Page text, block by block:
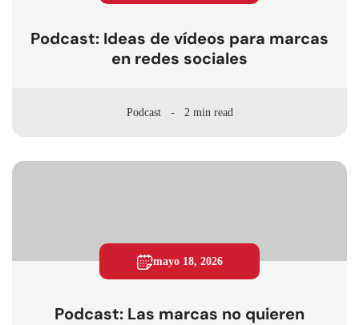
Podcast: Ideas de vídeos para marcas
en redes sociales
Podcast 2 min read
mayo 18, 2026
Podcast: Las marcas no quieren